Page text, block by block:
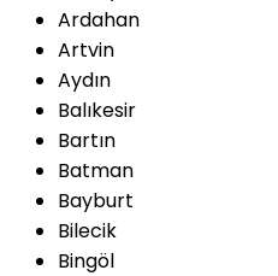
Ardahan
Artvin
Aydın
Balıkesir
Bartın
Batman
Bayburt
Bilecik
Bingöl